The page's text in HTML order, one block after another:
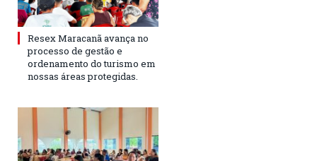
Resex Maracanã avança no
processo de gestão e
ordenamento do turismo em
nossas áreas protegidas.